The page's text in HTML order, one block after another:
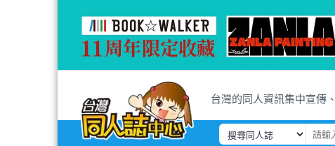
台灣的同人資訊集中宣傳